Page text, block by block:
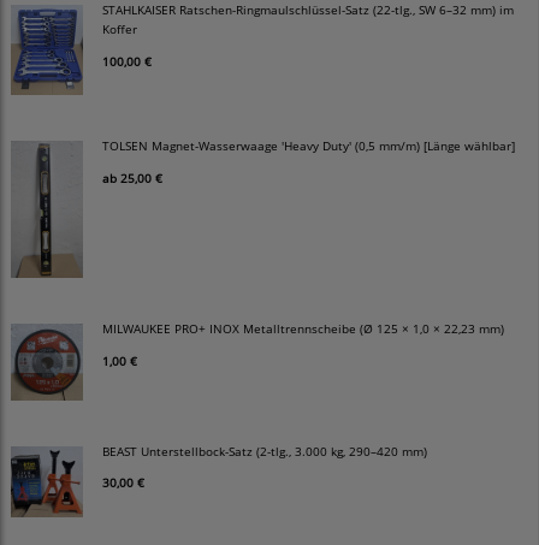
STAHLKAISER Ratschen-Ringmaulschlüssel-Satz (22-tlg., SW 6–32 mm) im
Koffer
100,00 €
TOLSEN Magnet-Wasserwaage 'Heavy Duty' (0,5 mm/m) [Länge wählbar]
ab 25,00 €
MILWAUKEE PRO+ INOX Metalltrennscheibe (Ø 125 × 1,0 × 22,23 mm)
1,00 €
BEAST Unterstellbock-Satz (2-tlg., 3.000 kg, 290–420 mm)
30,00 €